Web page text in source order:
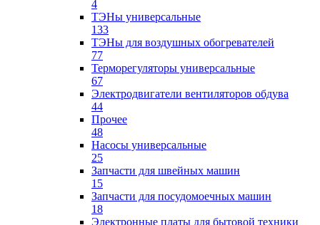
4
ТЭНы универсальные
133
ТЭНы для воздушных обогревателей
77
Терморегуляторы универсальные
67
Электродвигатели вентиляторов обдува
44
Прочее
48
Насосы универсальные
25
Запчасти для швейных машин
15
Запчасти для посудомоечных машин
18
Электронные платы для бытовой техники